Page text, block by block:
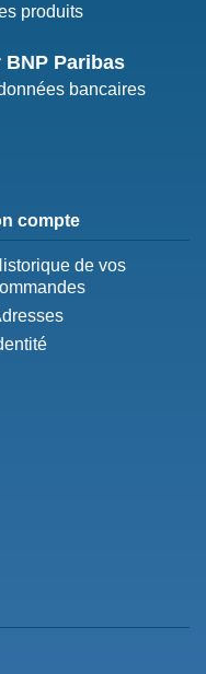
produits
Paribas
bancaires
compte
de vos